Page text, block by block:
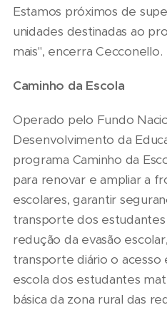
Estamos próximos de
unidades destinadas ao
mais", encerra Cecconello.
Caminho da Escola
Operado pelo Fundo
Desenvolvimento da
programa Caminho da
para renovar e ampliar a
escolares, garantir
transporte dos
redução da evasão
transporte diário o acesso
escola dos estudantes
básica da zona rural das